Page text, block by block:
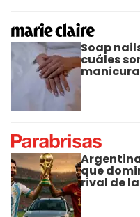
Soap
cuáles
que
rival de